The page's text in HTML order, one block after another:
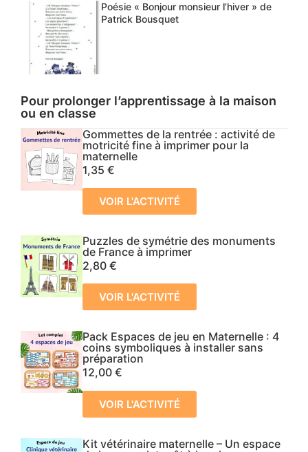
Poésie « Bonjour monsieur l’hiver » de
Patrick Bousquet
Pour prolonger l’apprentissage à la maison
ou en classe
Gommettes de la rentrée : activité de
motricité fine à imprimer pour la
maternelle
1,35 €
VOIR L'ACTIVITÉ
Puzzles de symétrie des monuments
de France à imprimer
2,80 €
VOIR L'ACTIVITÉ
Pack Espaces de jeu en Maternelle : 4
coins symboliques à installer sans
préparation
12,00 €
VOIR L'ACTIVITÉ
Kit vétérinaire maternelle – Un espace